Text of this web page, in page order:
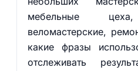
мебельные цеха,
веломастерские,
какие фразы
отслеживать